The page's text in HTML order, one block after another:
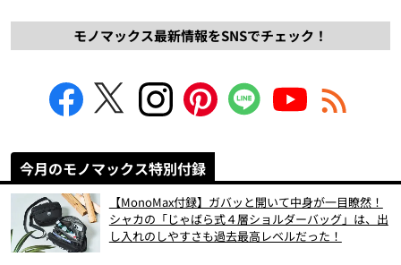
モノマックス最新情報をSNSでチェック！
今月のモノマックス特別付録
【MonoMax付録】ガバッと開いて中身が一目瞭然！
シャカの「じゃばら式４層ショルダーバッグ」は、出
し入れのしやすさも過去最高レベルだった！